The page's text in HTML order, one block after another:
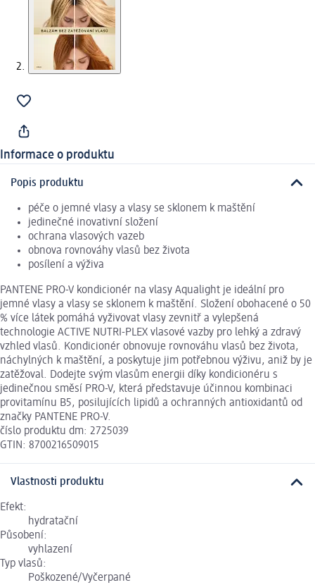
Informace o produktu
Popis produktu
péče o jemné vlasy a vlasy se sklonem k maštění
jedinečné inovativní složení
ochrana vlasových vazeb
obnova rovnováhy vlasů bez života
posílení a výživa
PANTENE PRO-V kondicionér na vlasy Aqualight je ideální pro
jemné vlasy a vlasy se sklonem k maštění. Složení obohacené o 50
% více látek pomáhá vyživovat vlasy zevnitř a vylepšená
technologie ACTIVE NUTRI-PLEX vlasové vazby pro lehký a zdravý
vzhled vlasů. Kondicionér obnovuje rovnováhu vlasů bez života,
náchylných k maštění, a poskytuje jim potřebnou výživu, aniž by je
zatěžoval. Dodejte svým vlasům energii díky kondicionéru s
jedinečnou směsí PRO-V, která představuje účinnou kombinaci
provitamínu B5, posilujících lipidů a ochranných antioxidantů od
značky PANTENE PRO-V.
číslo produktu dm: 2725039
GTIN: 8700216509015
Vlastnosti produktu
Efekt:
hydratační
Působení:
vyhlazení
Typ vlasů:
Poškozené/Vyčerpané